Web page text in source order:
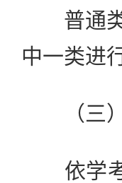
普通类
中一类进
（三）
依学考